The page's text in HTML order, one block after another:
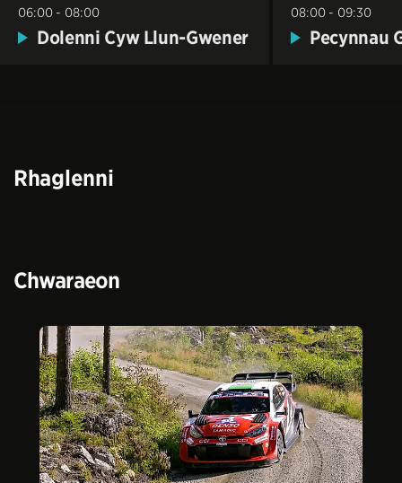
06:00 - 08:00
Dolenni Cyw Llun-Gwener
08:00 - 09:30
Pecynnau
Rhaglenni
Chwaraeon